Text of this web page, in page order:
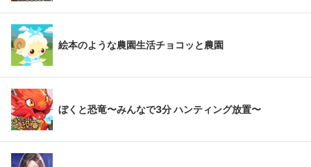
絵本のような農園生活チョコッと農園
ぼくと恐竜〜みんなで3分 ハンティング放置〜